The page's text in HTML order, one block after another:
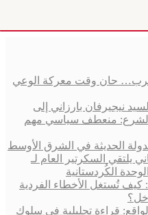
حان وقت معركة الوعي
نيجيرفان بارزاني إلى
منعطف سياسي مهم
الحديثة في الشرق الأوسط
يلتقي السكرتير العام لـ
تُستغل الأخطاء الفردية
قراءة تحليلية في سلوك